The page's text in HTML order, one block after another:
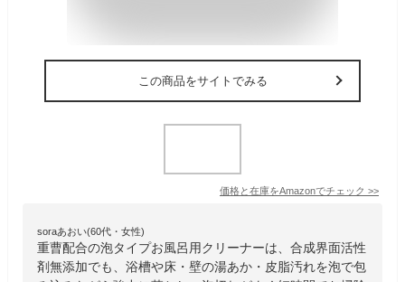
この商品をサイトでみる
価格と在庫をAmazonでチェック >>
soraあおい(60代・女性)
重曹配合の泡タイプお風呂用クリーナーは、合成界面活性
剤無添加でも、浴槽や床・壁の湯あか・皮脂汚れを泡で包